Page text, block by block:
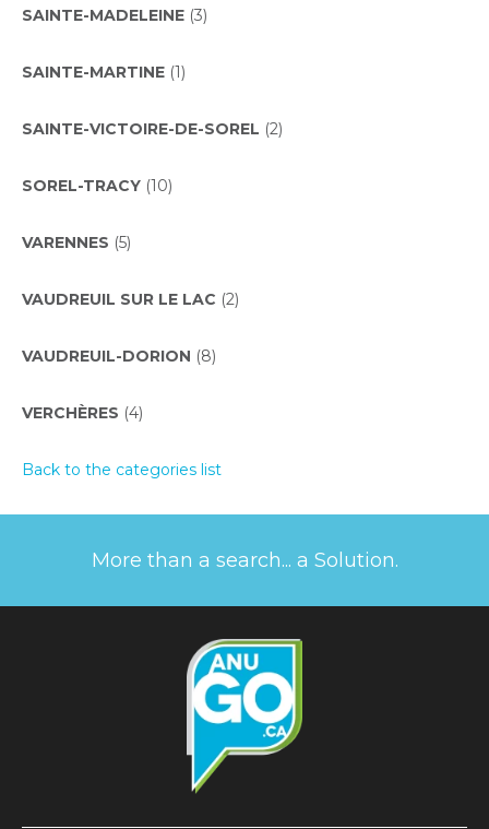
SAINTE-MADELEINE (3)
SAINTE-MARTINE (1)
SAINTE-VICTOIRE-DE-SOREL (2)
SOREL-TRACY (10)
VARENNES (5)
VAUDREUIL SUR LE LAC (2)
VAUDREUIL-DORION (8)
VERCHÈRES (4)
Back to the categories list
More than a search... a Solution.